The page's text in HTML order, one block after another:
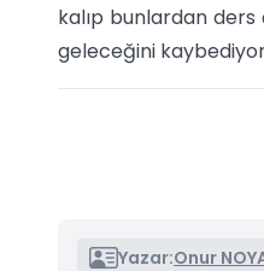
kalıp bunlardan ders
geleceğini
Yazar:Onur